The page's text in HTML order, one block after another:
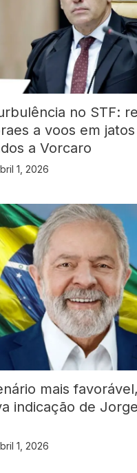
no STF:
a voos em jatos
a Vorcaro
1, 2026
mais
indicação de
1, 2026